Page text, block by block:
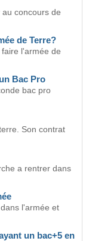
concours de
de Terre?
l'armée de
Bac Pro
bac pro
Son contrat
a rentrer dans
l'armée et
un bac+5 en